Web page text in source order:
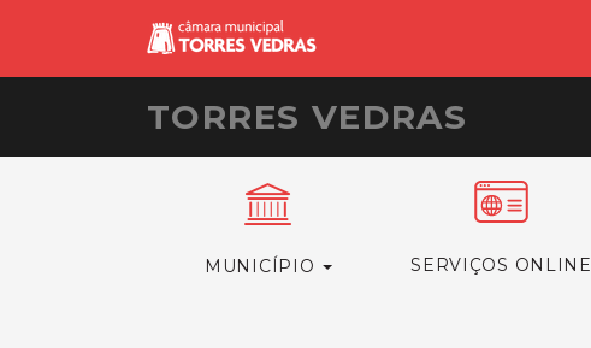
TORRES VEDRAS
MUNICÍPIO SERVIÇOS ONLINE